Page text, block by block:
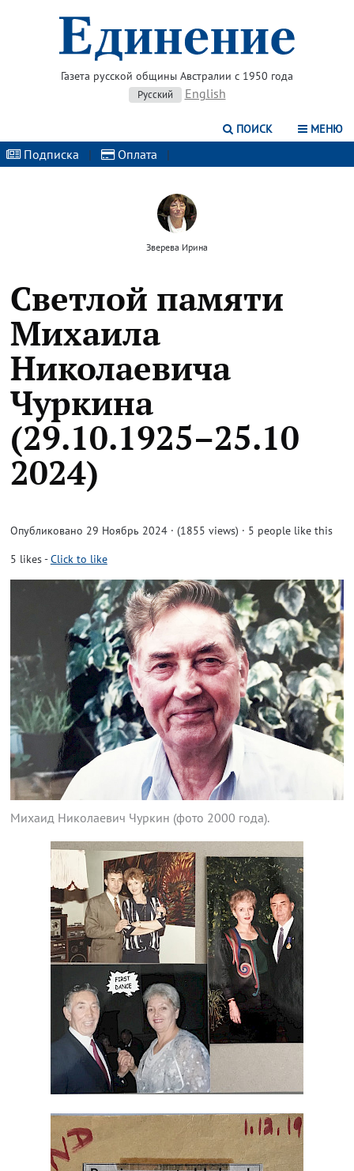
Газета русской общины Австралии с 1950 года
Русский English
ПОИСК МЕНЮ
Подписка | Оплата |
Зверева Ирина
Светлой памяти
Михаила
Николаевича
Чуркина
(29.10.1925–25.10
2024)
Опубликовано 29 Ноябрь 2024 · (1855 views) · 5 people like this
5 likes-Click to like
Михаид Николаевич Чуркин (фото 2000 года).